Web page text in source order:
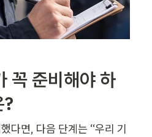
꼭 준비해야 하
다면, 다음 단계는 “우리 기